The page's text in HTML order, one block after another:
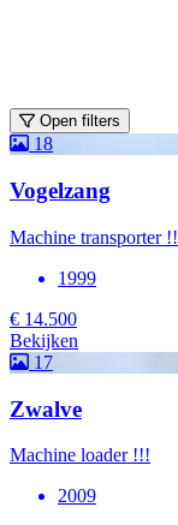
Open filters
18
Vogelzang
Machine transporter
1999
€ 14.500
Bekijken
17
Zwalve
Machine loader !!!
2009